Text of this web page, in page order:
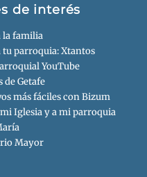
de interés
la familia
tu parroquia: Xtantos
YouTube
de Getafe
más fáciles con Bizum
Iglesia y a mi parroquia
Mayor